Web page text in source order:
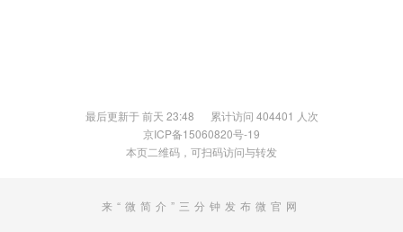
最后更新于 前天 23:48 累计访问 404401 人次
京ICP备15060820号-19
本页二维码，可扫码访问与转发
来“微简介”三分钟发布微官网